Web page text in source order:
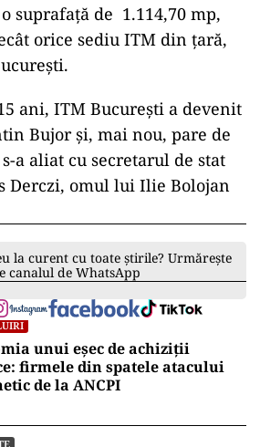
suprafață de 1.114,70 mp,
orice sediu ITM din țară,
ani, ITM București a devenit
Bujor și, mai nou, pare de
a aliat cu secretarul de stat
Derczi, omul lui Ilie Bolojan
la curent cu toate știrile? Urmărește
canalul de WhatsApp
unui eșec de achiziții
firmele din spatele atacului
de la ANCPI